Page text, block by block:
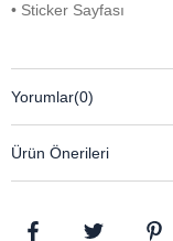
• Sticker Sayfası
Yorumlar(0)
Ürün Önerileri